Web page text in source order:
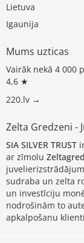
Lietuva
Igaunija
Mums uzticas
Vairāk nekā 4 000
4,6 ★
220.lv →
Zelta Gredzeni -
SIA SILVER TRUST
ar zīmolu
sudraba un zelta
un investīciju
nodrošinām to
apkalpošanu